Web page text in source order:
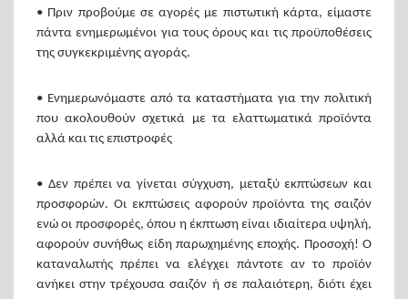
• Πριν προβούμε σε αγορές με πιστωτική κάρτα, είμαστε
πάντα ενημερωμένοι για τους όρους και τις προϋποθέσεις
της συγκεκριμένης αγοράς.
• Ενημερωνόμαστε από τα καταστήματα για την πολιτική
που ακολουθούν σχετικά με τα ελαττωματικά προϊόντα
αλλά και τις επιστροφές
• Δεν πρέπει να γίνεται σύγχυση, μεταξύ εκπτώσεων και
προσφορών. Οι εκπτώσεις αφορούν προϊόντα της σαιζόν
ενώ οι προσφορές, όπου η έκπτωση είναι ιδιαίτερα υψηλή,
αφορούν συνήθως είδη παρωχημένης εποχής. Προσοχή! Ο
καταναλωτής πρέπει να ελέγχει πάντοτε αν το προϊόν
ανήκει στην τρέχουσα σαιζόν ή σε παλαιότερη, διότι έχει